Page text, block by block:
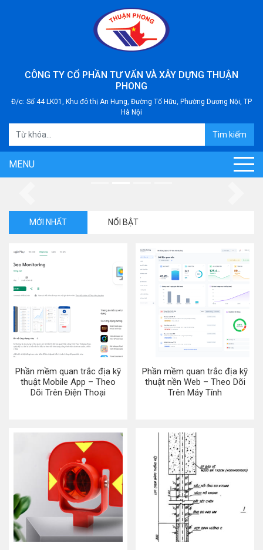
CÔNG TY CỔ PHẦN TƯ VẤN VÀ XÂY DỰNG THUẬN
PHONG
Đ/c: Số 44 LK01, Khu đô thị An Hưng, Đường Tố Hữu, Phường Dương Nội, TP
Hà Nội
Tìm kiếm
MENU
MỚI NHẤT NỔI BẬT
Phần mềm quan trắc địa kỹ
thuật Mobile App – Theo
Dõi Trên Điện Thoại
Phần mềm quan trắc địa kỹ
thuật nền Web – Theo Dõi
Trên Máy Tính